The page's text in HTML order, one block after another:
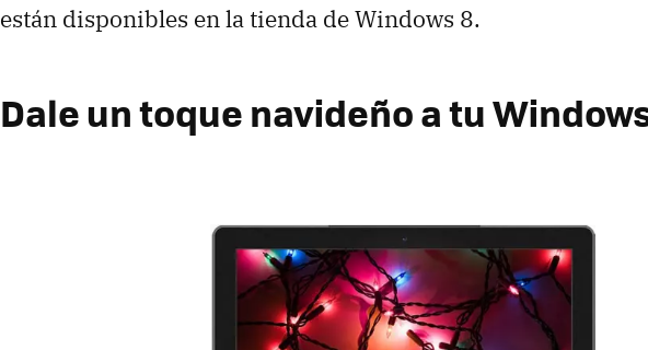
están disponibles en la tienda de Windows 8.
Dale un toque navideño a tu